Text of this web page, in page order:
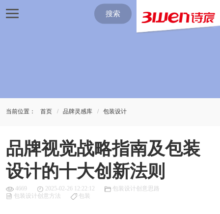
搜索
当前位置： 首页 品牌灵感库 包装设计
品牌视觉战略指南及包装
设计的十大创新法则
4669 2025-02-26 12:22:12
包装设计创意思路
包装设计创意方法
包装